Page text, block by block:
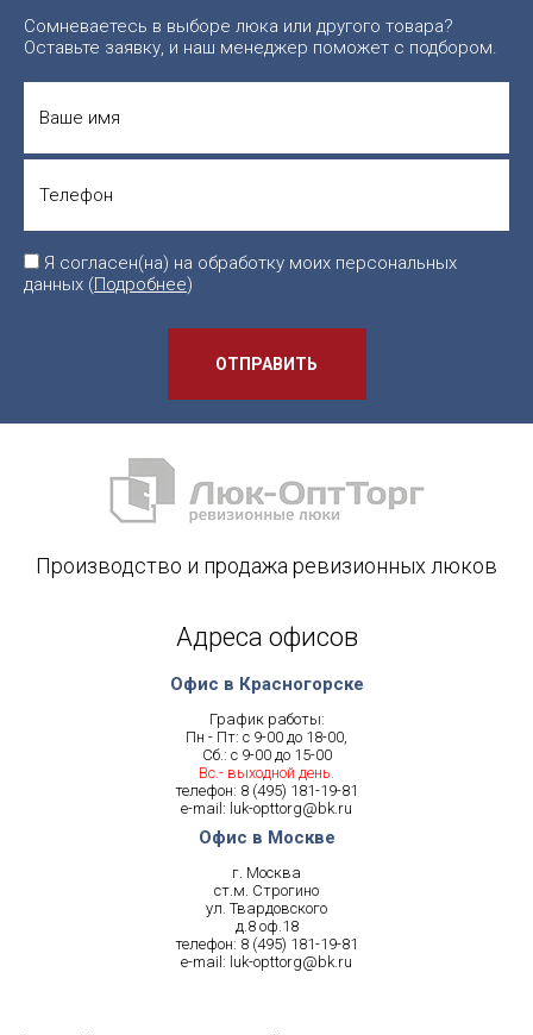
Сомневаетесь в выборе люка или другого товара?
Оставьте заявку, и наш менеджер поможет с подбором.
Я согласен(на) на обработку моих персональных
данных (Подробнее)
ОТПРАВИТЬ
Производство и продажа ревизионных люков
Адреса офисов
Офис в Красногорске
График работы:
Пн - Пт: с 9-00 до 18-00,
Сб.: с 9-00 до 15-00
Вс.- выходной день.
телефон: 8 (495) 181-19-81
e-mail: luk-opttorg@bk.ru
Офис в Москве
г. Москва
ст.м. Строгино
ул. Твардовского
д.8 оф.18
телефон: 8 (495) 181-19-81
e-mail: luk-opttorg@bk.ru